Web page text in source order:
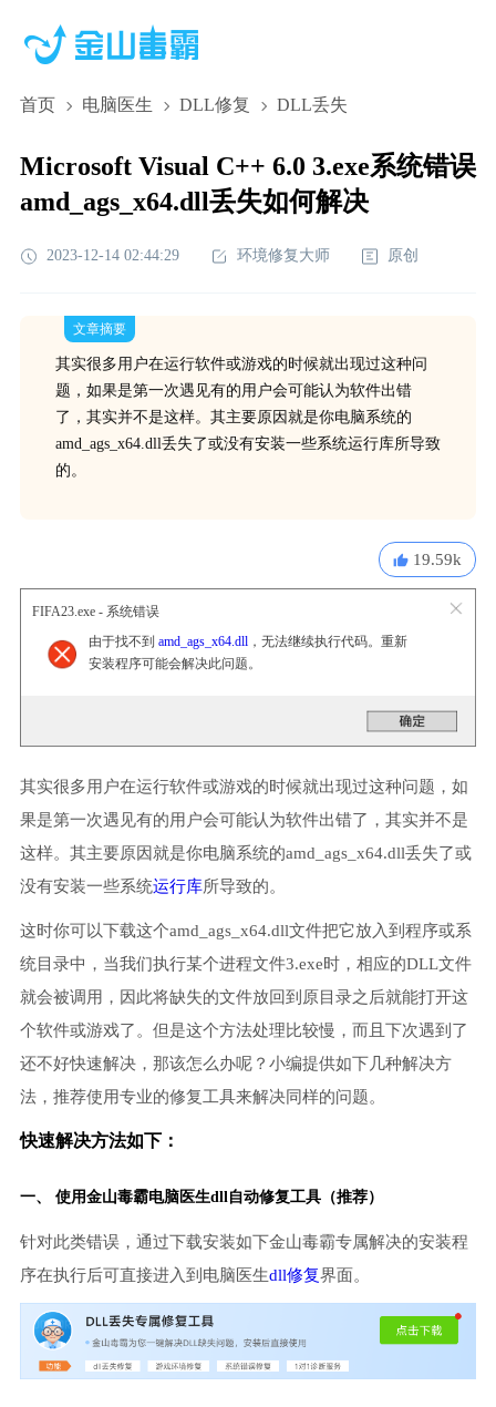
首页 电脑医生 DLL修复 DLL丢失
Microsoft Visual C++ 6.0 3.exe系统错误
amd_ags_x64.dll丢失如何解决
2023-12-14 02:44:29 环境修复大师 原创
文章摘要
其实很多用户在运行软件或游戏的时候就出现过这种问
题，如果是第一次遇见有的用户会可能认为软件出错
了，其实并不是这样。其主要原因就是你电脑系统的
amd_ags_x64.dll丢失了或没有安装一些系统运行库所导致
的。
19.59k
FIFA23.exe - 系统错误
由于找不到 amd_ags_x64.dll，无法继续执行代码。重新
安装程序可能会解决此问题。
其实很多用户在运行软件或游戏的时候就出现过这种问题，如
果是第一次遇见有的用户会可能认为软件出错了，其实并不是
这样。其主要原因就是你电脑系统的amd_ags_x64.dll丢失了或
没有安装一些系统运行库所导致的。
这时你可以下载这个amd_ags_x64.dll文件把它放入到程序或系
统目录中，当我们执行某个进程文件3.exe时，相应的DLL文件
就会被调用，因此将缺失的文件放回到原目录之后就能打开这
个软件或游戏了。但是这个方法处理比较慢，而且下次遇到了
还不好快速解决，那该怎么办呢？小编提供如下几种解决方
法，推荐使用专业的修复工具来解决同样的问题。
快速解决方法如下：
一、 使用金山毒霸电脑医生dll自动修复工具（推荐）
针对此类错误，通过下载安装如下金山毒霸专属解决的安装程
序在执行后可直接进入到电脑医生dll修复界面。